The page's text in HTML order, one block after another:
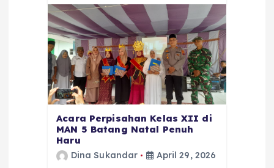
Acara Perpisahan Kelas XII di
MAN 5 Batang Natal Penuh
Haru
Dina Sukandar April 29, 2026